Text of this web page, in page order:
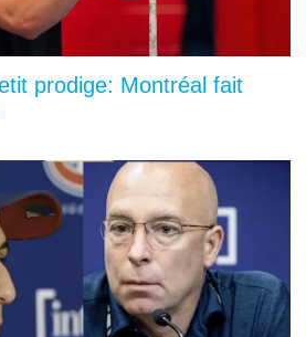
prodige: Montréal fait